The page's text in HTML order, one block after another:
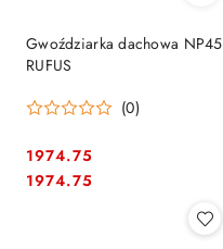
Gwoździarka dachowa NP45
RUFUS
(0)
Cena:
1974.75
Cena:
1974.75